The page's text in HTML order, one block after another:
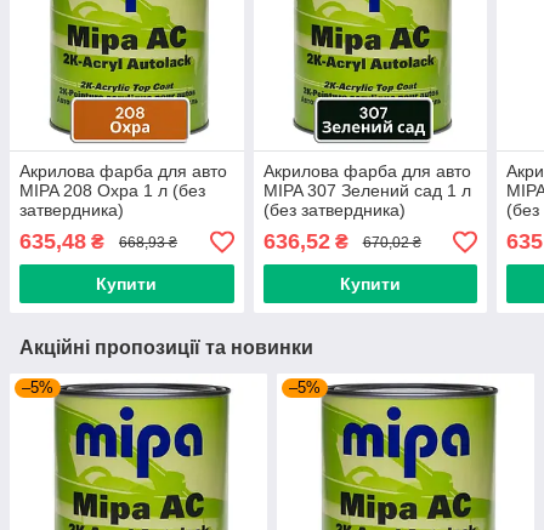
Акрилова фарба для авто
MIPA 208 Охра 1 л (без
затвердника)
635,48 ₴ 668,93 ₴
Купити
Акрилова фарба для авто
MIPA 307 Зелений сад 1 л
(без затвердника)
636,52₴ 670,02 ₴
Купити
(без
Акційні пропозиції та новинки
–5% –5%